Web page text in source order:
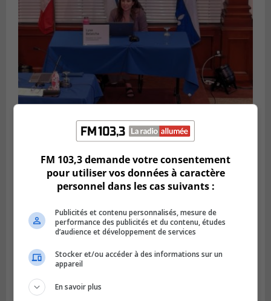
VIEUX-LONGUEUIL
Publié le 5 août 2026 à 09h30
Lysa Bélaicha assure les services aux
citoyens du district Michel‑Chartrand
FM 103,3 demande votre consentement
pour utiliser vos données à caractère
personnel dans les cas suivants :
Publicités et contenu personnalisés, mesure de
performance des publicités et du contenu, études
d’audience et développement de services
Stocker et/ou accéder à des informations sur un
appareil
En savoir plus